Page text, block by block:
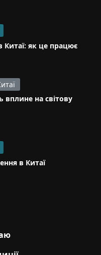
Китаї: як це працює
на світову
в Китаї